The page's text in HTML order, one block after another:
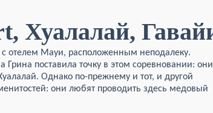
Хуалалай,
с отелем Мауи, расположенным неподалеку.
поставила точку в этом соревновании: они
Однако по-прежнему и тот, и другой
они любят проводить здесь медовый